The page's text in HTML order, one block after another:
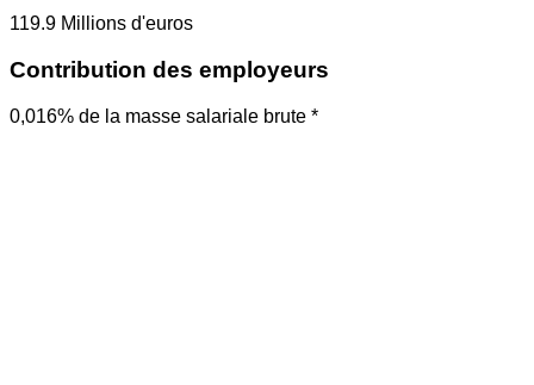
119.9 Millions d'euros
Contribution des employeurs
0,016% de la masse salariale brute *